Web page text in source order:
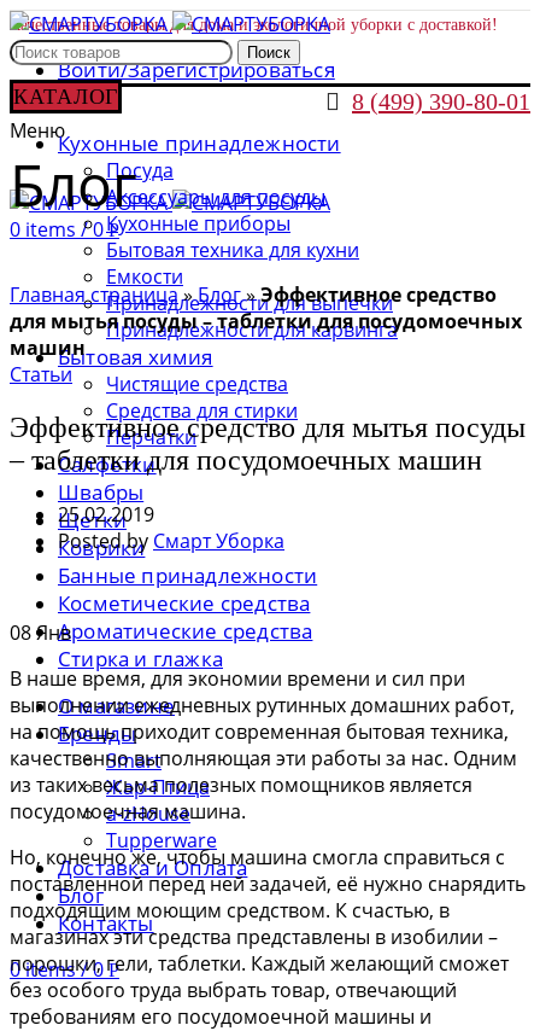
Качественные товары для дома и экологичной уборки с доставкой!
Войти/Зарегистрироваться
Поиск
 8 (499) 390-80-01
Меню
0 items /0Р
КАТАЛОГ
Кухонные принадлежности
Посуда
Аксессуары для посуды
Кухонные приборы
Бытовая техника для кухни
Емкости
Принадлежности для выпечки
Принадлежности для карвинга
Бытовая химия
Чистящие средства
Средства для стирки
Перчатки
Салфетки
Швабры
Щетки
Коврики
Банные принадлежности
Косметические средства
Ароматические средства
Стирка и глажка
О магазине
Бренды
Smart
Жар-Птица
a-zHouse
Tupperware
Доставка и Оплата
Блог
Контакты
0items /0Р
Блог
Главная страница»Блог»Эффективное средство
для мытья посуды – таблетки для посудомоечных
машин
Статьи
Эффективное средство для мытья посуды
– таблетки для посудомоечных машин
25.02.2019
Posted by Смарт Уборка
08Янв
В наше время, для экономии времени и сил при
выполнении ежедневных рутинных домашних работ,
на помощь приходит современная бытовая техника,
качественно выполняющая эти работы за нас. Одним
из таких весьма полезных помощников является
посудомоечная машина.
Но, конечно же, чтобы машина смогла справиться с
поставленной перед ней задачей, её нужно снарядить
подходящим моющим средством. К счастью, в
магазинах эти средства представлены в изобилии –
порошки, гели, таблетки. Каждый желающий сможет
без особого труда выбрать товар, отвечающий
требованиям его посудомоечной машины и